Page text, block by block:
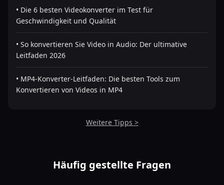
• Die 6 besten Videokonverter im Test für
Geschwindigkeit und Qualität
• So konvertieren Sie Video in Audio: Der ultimative
Leitfaden 2026
• MP4-Konverter-Leitfaden: Die besten Tools zum
Konvertieren von Videos in MP4
Weitere Tipps >
Häufig gestellte Fragen